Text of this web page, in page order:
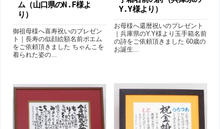
ム（山口県のN.F様よ
り ）
御祖母様へ喜寿祝いのプレゼン
ト｜長寿の似顔絵額名前ポエム
をご依頼頂きました ちゃんこを
着られた姿の...
Y.Y様より）
お母様へ還暦祝いのプレゼント
｜兵庫県のY.Y様より玉手箱名前
の詩をご依頼頂きました 60歳の
お誕生...